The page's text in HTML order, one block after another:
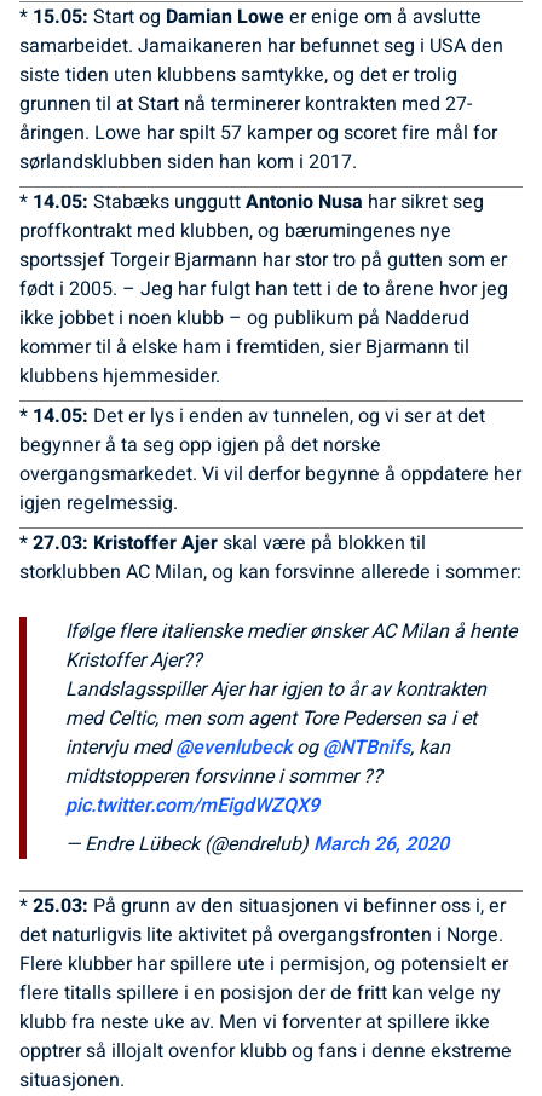
* 15.05: Start og Damian Loweer enige om å avslutte
samarbeidet. Jamaikaneren har befunnet seg i USA den
siste tiden uten klubbens samtykke, og det er trolig
grunnen til at Start nå terminerer kontrakten med 27-
åringen. Lowe har spilt 57 kamper og scoret fire mål for
sørlandsklubben siden han kom i 2017.
* 14.05: Stabæks ungguttAntonio Nusa har sikret seg
proffkontrakt med klubben, og bærumingenes nye
sportssjef Torgeir Bjarmann har stor tro på gutten som er
født i 2005. – Jeg har fulgt han tett i de to årene hvor jeg
ikke jobbet i noen klubb – og publikum på Nadderud
kommer til å elske ham i fremtiden, sier Bjarmann til
klubbens hjemmesider.
* 14.05: Det er lys i enden av tunnelen, og vi ser at det
begynner å ta seg opp igjen på det norske
overgangsmarkedet. Vi vil derfor begynne å oppdatere her
igjen regelmessig.
*27.03: Kristoffer Ajerskal være på blokken til
storklubben AC Milan, og kan forsvinne allerede i sommer:
Ifølge flere italienske medier ønsker AC Milan å hente
Kristoffer Ajer??
Landslagsspiller Ajer har igjen to år av kontrakten
med Celtic, men som agent Tore Pedersen sa i et
intervju med@evenlubeckog@NTBnifs, kan
midtstopperen forsvinne i sommer ??
pic.twitter.com/mEigdWZQX9
— Endre Lübeck (@endrelub) March 26, 2020
*25.03: På grunn av den situasjonen vi befinner oss i, er
det naturligvis lite aktivitet på overgangsfronten i Norge.
Flere klubber har spillere ute i permisjon, og potensielt er
flere titalls spillere i en posisjon der de fritt kan velge ny
klubb fra neste uke av. Men vi forventer at spillere ikke
opptrer så illojalt ovenfor klubb og fans i denne ekstreme
situasjonen.